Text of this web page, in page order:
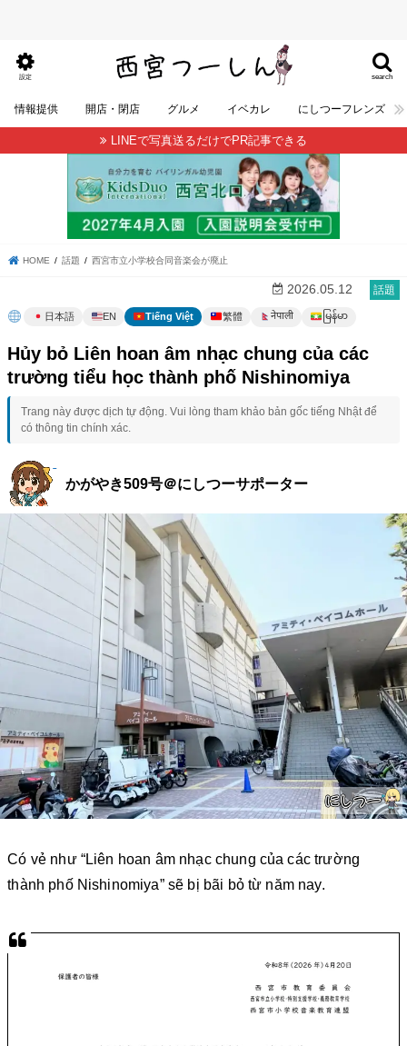
search
設定
情報提供 開店・閉店 グルメ イベカレ にしつーフレンズ
LINEで写真送るだけでPR記事できる
HOME 話題 西宮市立小学校合同音楽会が廃止
話題
2026.05.12
日本語 EN Tiếng Việt 繁體 नेपाली မြန်မာ
Hủy bỏ Liên hoan âm nhạc chung của các
trường tiểu học thành phố Nishinomiya
Trang này được dịch tự động. Vui lòng tham khảo bản gốc tiếng Nhật để
có thông tin chính xác.
かがやき509号＠にしつーサポーター
Có vẻ như “Liên hoan âm nhạc chung của các trường
thành phố Nishinomiya” sẽ bị bãi bỏ từ năm nay.